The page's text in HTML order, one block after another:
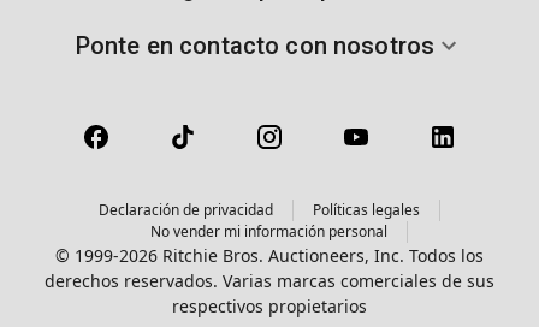
Ponte en contacto con nosotros
Declaración de privacidad
Políticas legales
No vender mi información personal
© 1999-2026 Ritchie Bros. Auctioneers, Inc. Todos los
derechos reservados. Varias marcas comerciales de sus
respectivos propietarios